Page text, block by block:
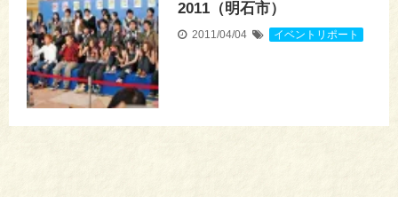
2011（明石市）
2011/04/04 イベントリポート